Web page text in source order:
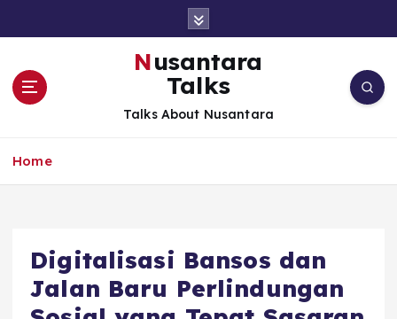
Nusantara
Talks
Talks About Nusantara
Home
Digitalisasi Bansos dan
Jalan Baru Perlindungan